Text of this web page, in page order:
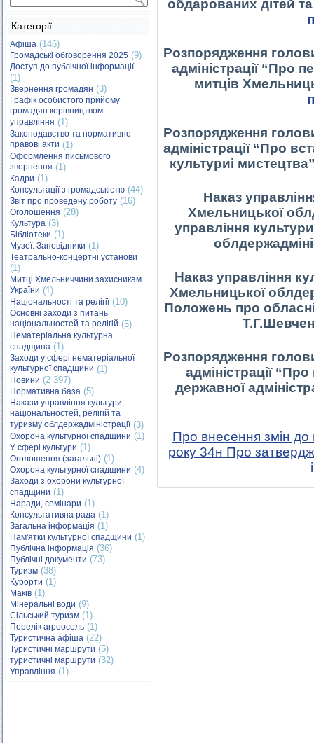
Категорії
Афіша (146)
Громадські обговорення 2025 (9)
Доступ до публічної інформації
(1)
Звернення громадян (3)
Графік особистого прийому
громадян керівництвом
управління (1)
Законодавство та нормативно-
правові акти (1)
Оформлення письмового
звернення (1)
Кадри (1)
Консультації з громадськістю (44)
Звіт про проведену роботу (16)
Оголошення (28)
Культура (3)
Бібліотеки (1)
Музеї. Заповідники (1)
Театрально-концертні установи
(1)
Митці Хмельниччини захисникам
України (1)
Національності та релігії(10)
Основні заходи з питань
національностей та релігій (5)
Нематеріальна культурна
спадщина (1)
Заходи у сфері нематеріальної
культурної спадщини (1)
Новини (2 397)
Нормативна база (5)
Накази управління культури,
національностей, релігій та
туризму облдержадміністрації(3)
Охорона культурної спадщини (1)
У сфері культури (1)
Оголошення (загальні) (1)
Охорона культурної спадщини (4)
Заходи з охорони культурної
спадщини (1)
Наради, семінари (1)
Консультативна рада (1)
Загальна інформація (1)
Пам'ятки культурної спадщини (1)
Публічна інформація (36)
Публічні документи (73)
Туризм (38)
Курорти (1)
Маків (1)
Мінеральні води (9)
Сільський туризм (1)
Перелік агроосель (1)
Туристична афіша (22)
Туристичні маршрути (5)
туристичні маршрути (32)
Управління (1)
обдарованих дітей
Розпорядження
адміністрації “Про
митців
Розпорядження
адміністрації “Про
культуриі
Наказ
Хмельницької
управління
Наказ управління
Хмельницької
Положень про
Розпорядження
адміністрації
державної
Про внесення змін до
року 34н Про